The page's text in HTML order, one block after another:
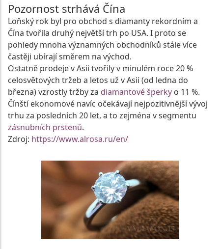
Pozornost strhává Čína
Loňský rok byl pro obchod s diamanty rekordním a
Čína tvořila druhý největší trh po USA. I proto se
pohledy mnoha významných obchodníků stále více
častěji ubírají směrem na východ.
Ostatně prodeje v Asii tvořily v minulém roce 20 %
celosvětových tržeb a letos už v Asii (od ledna do
března) vzrostly tržby za diamantové šperky o 11 %.
Čínští ekonomové navíc očekávají nejpozitivnější vývoj
trhu za posledních 20 let, a to zejména v segmentu
zásnubních prstenů.
Zdroj: https://www.alrosa.ru/en/